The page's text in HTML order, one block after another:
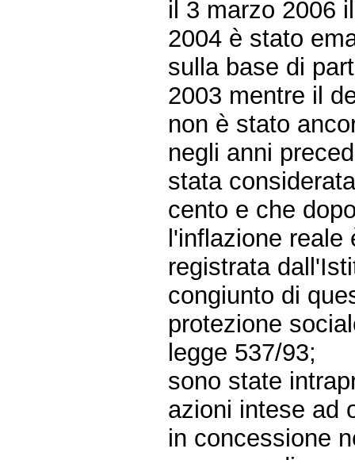
il 3 marzo 2006
2004 è stato
sulla base di
2003 mentre il
non è stato
negli anni
stata
cento e che
l'inflazione reale
registrata
congiunto di
protezione
legge 537/93;
sono state
azioni intese ad
in concessione